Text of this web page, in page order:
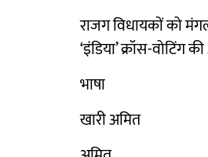
राजग विधायकों को
‘इंडिया’ क्रॉस-
भाषा
खारी अमित